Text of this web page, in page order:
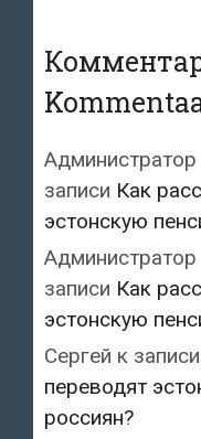
Администратор
записи Как
эстонскую
Администратор
записи Как
эстонскую
Сергей к записи
переводят
россиян?